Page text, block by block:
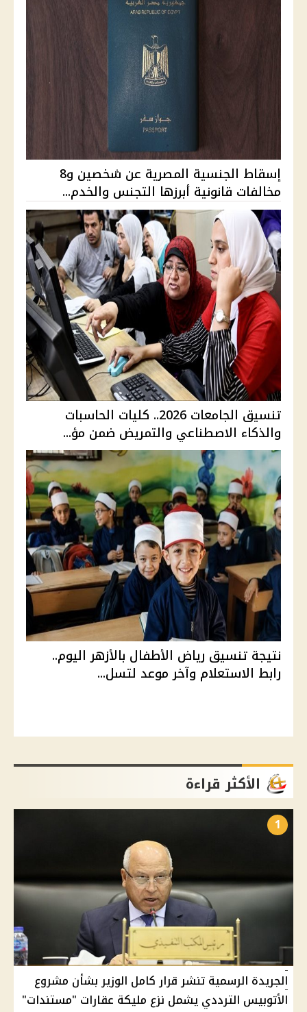
إسقاط الجنسية المصرية عن شخصين و8
مخالفات قانونية أبرزها التجنس والخدم...
تنسيق الجامعات 2026.. كليات الحاسبات
والذكاء الاصطناعي والتمريض ضمن مؤ...
نتيجة تنسيق رياض الأطفال بالأزهر اليوم..
رابط الاستعلام وآخر موعد لتسل...
الأكثر قراءة
1
الجريدة الرسمية تنشر قرار كامل الوزير بشأن مشروع
الأتوبيس الترددي يشمل نزع مليكة عقارات "مستندات"